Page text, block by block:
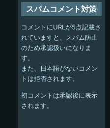
スパムコメント対策
コメントにURLが5点記載さ
れていますと、スパム防止
のため承認扱いになりま
す。
また、日本語がないコメン
トは拒否されます。
初コメントは承認後に表示
されます。